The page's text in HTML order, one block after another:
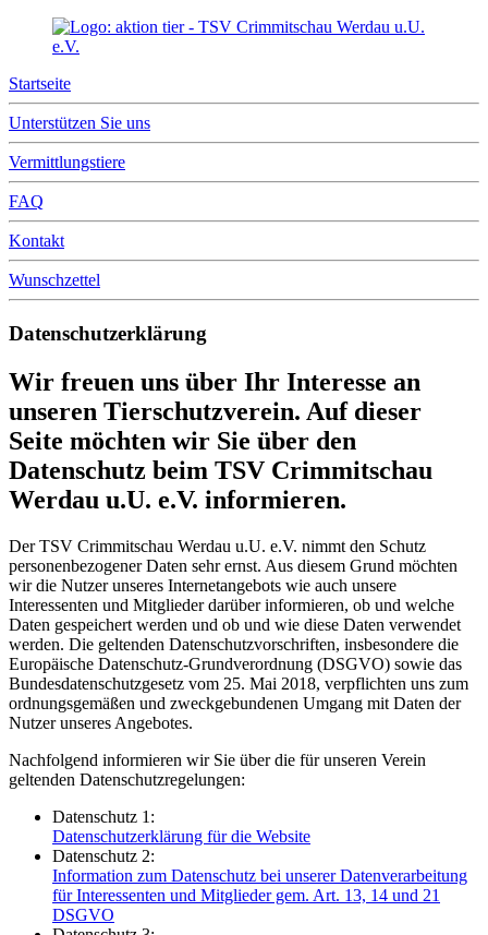
Startseite
Unterstützen Sie uns
Vermittlungstiere
FAQ
Kontakt
Wunschzettel
Datenschutzerklärung
Wir freuen uns über Ihr Interesse an
unseren Tierschutzverein. Auf dieser
Seite möchten wir Sie über den
Datenschutz beim TSV Crimmitschau
Werdau u.U. e.V. informieren.
Der TSV Crimmitschau Werdau u.U. e.V. nimmt den Schutz
personenbezogener Daten sehr ernst. Aus diesem Grund möchten
wir die Nutzer unseres Internetangebots wie auch unsere
Interessenten und Mitglieder darüber informieren, ob und welche
Daten gespeichert werden und ob und wie diese Daten verwendet
werden. Die geltenden Datenschutzvorschriften, insbesondere die
Europäische Datenschutz-Grundverordnung (DSGVO) sowie das
Bundesdatenschutzgesetz vom 25. Mai 2018, verpflichten uns zum
ordnungsgemäßen und zweckgebundenen Umgang mit Daten der
Nutzer unseres Angebotes.
Nachfolgend informieren wir Sie über die für unseren Verein
geltenden Datenschutzregelungen:
Datenschutz 1:
Datenschutzerklärung für die Website
Datenschutz 2:
Information zum Datenschutz bei unserer Datenverarbeitung
für Interessenten und Mitglieder gem. Art. 13, 14 und 21
DSGVO